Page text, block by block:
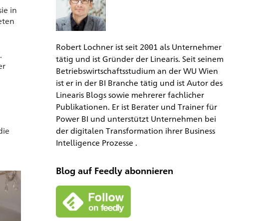
in
Robert Lochner ist seit 2001 als Unternehmer
tätig und ist Gründer der Linearis. Seit seinem
Betriebswirtschaftsstudium an der WU Wien
ist er in der BI Branche tätig und ist Autor des
Linearis Blogs sowie mehrerer fachlicher
Publikationen. Er ist Berater und Trainer für
Power BI und unterstützt Unternehmen bei
der digitalen Transformation ihrer Business
Intelligence Prozesse .
Blog auf Feedly abonnieren